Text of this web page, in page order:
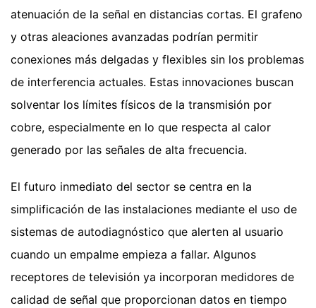
atenuación de la señal en distancias cortas. El grafeno
y otras aleaciones avanzadas podrían permitir
conexiones más delgadas y flexibles sin los problemas
de interferencia actuales. Estas innovaciones buscan
solventar los límites físicos de la transmisión por
cobre, especialmente en lo que respecta al calor
generado por las señales de alta frecuencia.
El futuro inmediato del sector se centra en la
simplificación de las instalaciones mediante el uso de
sistemas de autodiagnóstico que alerten al usuario
cuando un empalme empieza a fallar. Algunos
receptores de televisión ya incorporan medidores de
calidad de señal que proporcionan datos en tiempo